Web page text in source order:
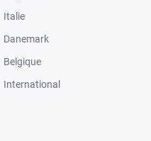
Italie
Danemark
Belgique
International